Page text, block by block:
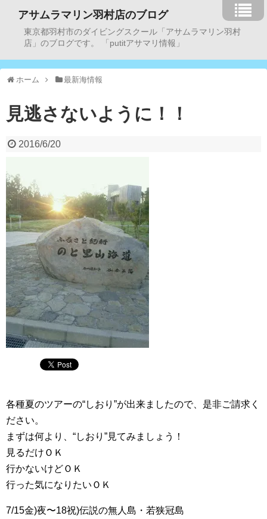
アサムラマリン羽村店のブログ
東京都羽村市のダイビングスクール「アサムラマリン羽村
店」のブログです。 「putitアサマリ情報」
ホーム 最新海情報
見逃さないように！！
2016/6/20
各種夏のツアーの“しおり”が出来ましたので、是非ご請求く
ださい。
まずは何より、“しおり”見てみましょう！
見るだけＯＫ
行かないけどＯＫ
行った気になりたいＯＫ
7/15金)夜〜18祝)伝説の無人島・若狭冠島